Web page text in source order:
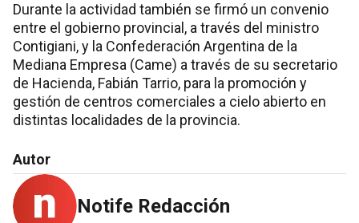
Durante la actividad también se firmó un convenio
entre el gobierno provincial, a través del ministro
Contigiani, y la Confederación Argentina de la
Mediana Empresa (Came) a través de su secretario
de Hacienda, Fabián Tarrio, para la promoción y
gestión de centros comerciales a cielo abierto en
distintas localidades de la provincia.
Autor
Notife Redacción